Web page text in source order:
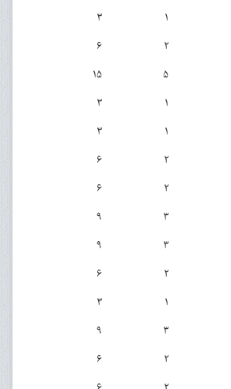
۱
۳
۲
۶
۵
۱۵
۱
۳
۱
۳
۲
۶
۲
۶
۳
۹
۳
۹
۲
۶
۱
۳
۳
۹
۲
۶